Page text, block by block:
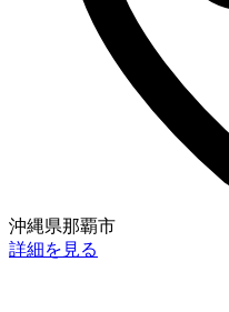
沖縄県那覇市
詳細を見る